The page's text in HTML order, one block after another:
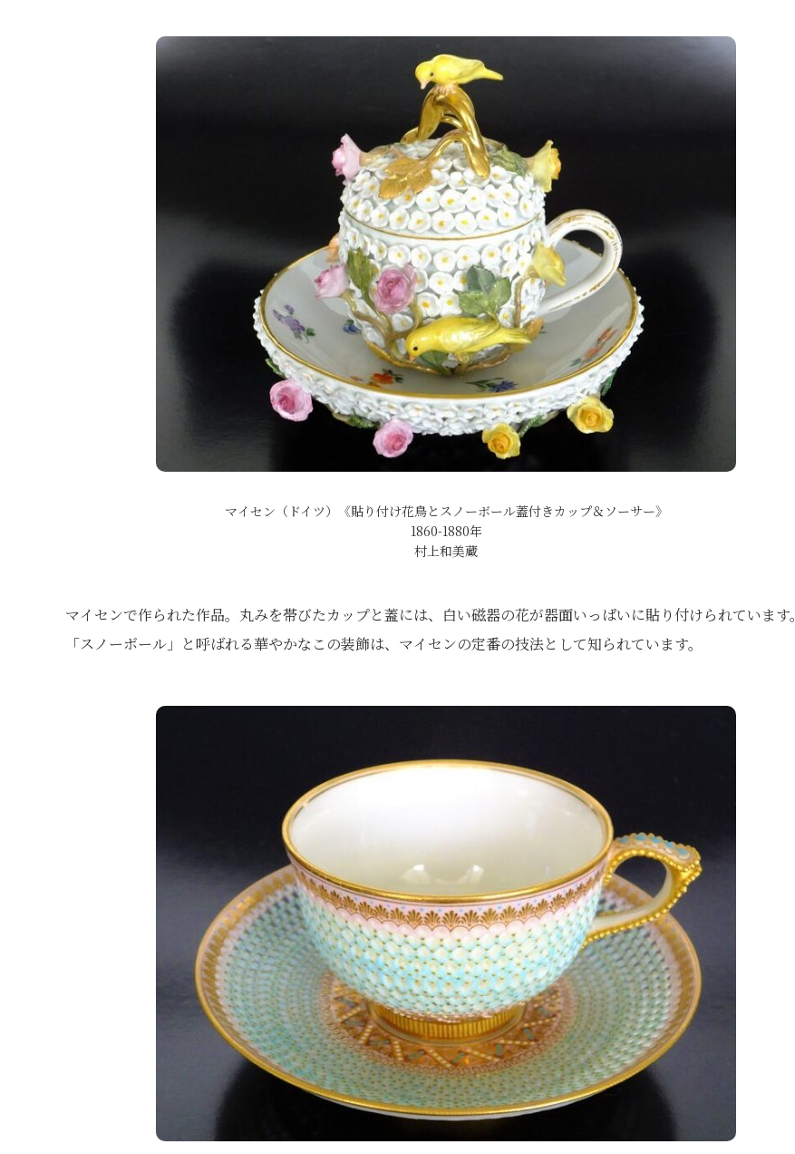
マイセン（ドイツ）《貼り付け花鳥とスノーボール蓋付きカップ＆ソーサー》
1860-1880年
村上和美蔵
マイセンで作られた作品。丸みを帯びたカップと蓋には、白い磁器の花が器面いっぱいに貼り付けられています。
「スノーボール」と呼ばれる華やかなこの装飾は、マイセンの定番の技法として知られています。